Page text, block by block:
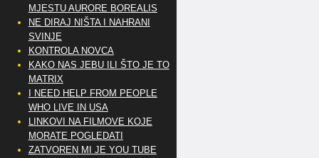
MJESTU AURORE BOREALIS
NE DIRAJ NIŠTA I NAHRANI
SVINJE
KONTROLA NOVCA
KAKO NAS JEBU ILI ŠTO JE TO
MATRIX
I NEED HELP FROM PEOPLE
WHO LIVE IN USA
LINKOVI NA FILMOVE KOJE
MORATE POGLEDATI
ZATVOREN MI JE YOU TUBE